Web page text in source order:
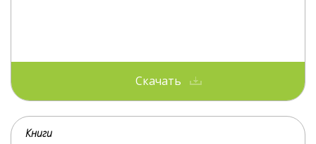
Скачать
Книги